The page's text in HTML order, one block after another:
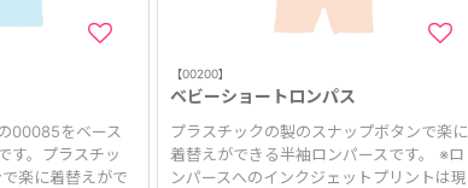
00085をベース
す。プラスチッ
楽に着替えがで
【00200】
ベビーショートロンパス
プラスチックの製のスナップボタンで楽に
着替えができる半袖ロンパースです。 ※ロ
ンパースへのインクジェットプリントは現